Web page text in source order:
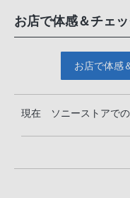
お店で体感＆チェ
お店で体感
現在 ソニーストアでの